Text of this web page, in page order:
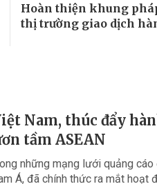
Hoàn thiện khung
thị trường giao dịch
Nam, thúc đẩy
tầm ASEAN
những mạng lưới quảng cáo
Á, đã chính thức ra mắt hoạt